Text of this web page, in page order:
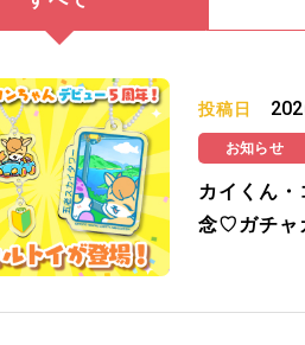
投稿日
お知らせ
カイくん
念♡ガチャ